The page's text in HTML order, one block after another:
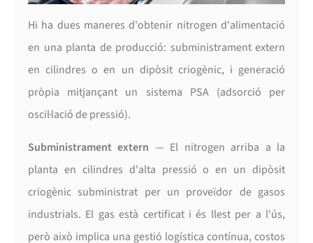
Hi ha dues maneres d'obtenir nitrogen d'alimentació
en una planta de producció: subministrament extern
en cilindres o en un dipòsit criogènic, i generació
pròpia mitjançant un sistema PSA (adsorció per
oscil·lació de pressió).
Subministrament extern — El nitrogen arriba a la
planta en cilindres d'alta pressió o en un dipòsit
criogènic subministrat per un proveïdor de gasos
industrials. El gas està certificat i és llest per a l'ús,
però això implica una gestió logística contínua, costos